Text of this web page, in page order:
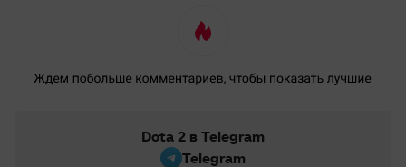
Dota 2 в Telegram
Telegram